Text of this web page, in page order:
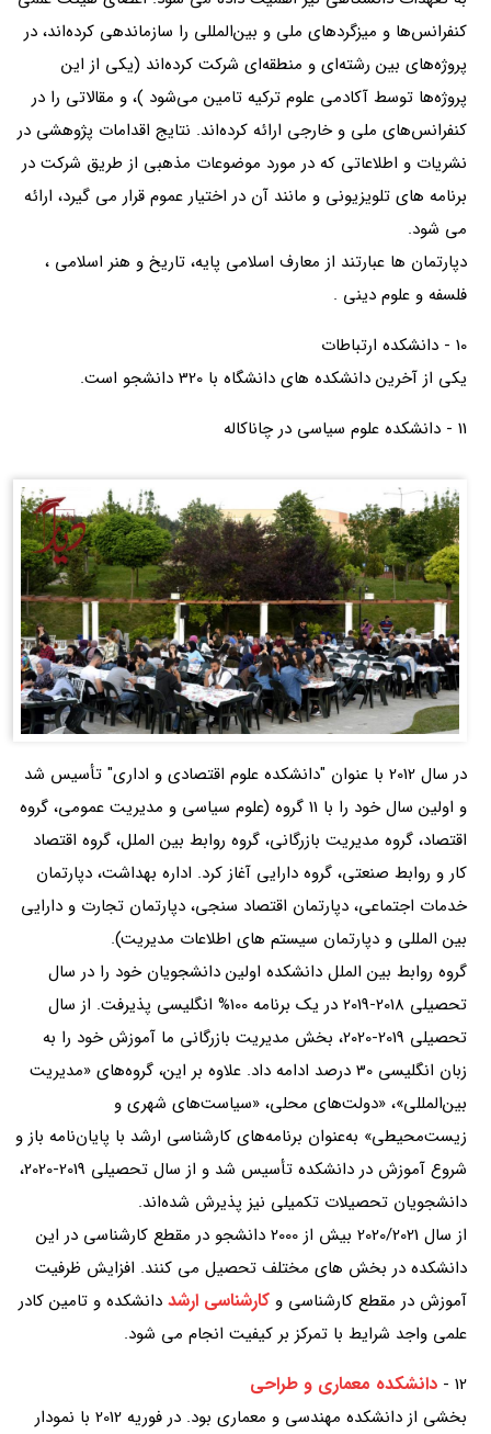
کنفرانس‌ها و میزگردهای ملی و بین‌المللی را سازماندهی کرده‌اند، در
پروژه‌های بین رشته‌ای و منطقه‌ای شرکت کرده‌اند (یکی از این
پروژه‌ها توسط آکادمی علوم ترکیه تامین می‌شود )، و مقالاتی را در
کنفرانس‌های ملی و خارجی ارائه کرده‌اند. نتایج اقدامات پژوهشی در
نشریات و اطلاعاتی که در مورد موضوعات مذهبی از طریق شرکت در
برنامه های تلویزیونی و مانند آن در اختیار عموم قرار می گیرد، ارائه
می شود.
دپارتمان ها عبارتند از معارف اسلامی پایه، تاریخ و هنر اسلامی ،
فلسفه و علوم دینی .
10 - دانشکده ارتباطات
یکی از آخرین دانشکده های دانشگاه با 320 دانشجو است.
11 - دانشکده علوم سیاسی در چاناکاله
در سال 2012 با عنوان "دانشکده علوم اقتصادی و اداری" تأسیس شد
و اولین سال خود را با 11 گروه (علوم سیاسی و مدیریت عمومی، گروه
اقتصاد، گروه مدیریت بازرگانی، گروه روابط بین الملل، گروه اقتصاد
کار و روابط صنعتی، گروه دارایی آغاز کرد. اداره بهداشت، دپارتمان
خدمات اجتماعی، دپارتمان اقتصاد سنجی، دپارتمان تجارت و دارایی
بین المللی و دپارتمان سیستم های اطلاعات مدیریت).
گروه روابط بین الملل دانشکده اولین دانشجویان خود را در سال
تحصیلی 2018-2019 در یک برنامه 100% انگلیسی پذیرفت. از سال
تحصیلی 2019-2020، بخش مدیریت بازرگانی ما آموزش خود را به
زبان انگلیسی 30 درصد ادامه داد. علاوه بر این، گروه‌های «مدیریت
بین‌المللی»، «دولت‌های محلی، «سیاست‌های شهری و
زیست‌محیطی» به‌عنوان برنامه‌های کارشناسی ارشد با پایان‌نامه باز و
شروع آموزش در دانشکده تأسیس شد و از سال تحصیلی 2019-2020،
دانشجویان تحصیلات تکمیلی نیز پذیرش شده‌اند.
از سال 2020/2021 بیش از 2000 دانشجو در مقطع کارشناسی در این
دانشکده در بخش های مختلف تحصیل می کنند. افزایش ظرفیت
آموزش در مقطع کارشناسی و کارشناسی ارشد دانشکده و تامین کادر
علمی واجد شرایط با تمرکز بر کیفیت انجام می شود.
12 -
دانشکده معماری و طراحی
بخشی از دانشکده مهندسی و معماری بود. در فوریه 2012 با نمودار